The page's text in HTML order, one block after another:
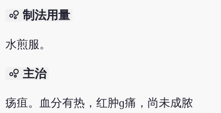
bubble_chart 制法用量
水煎服。
bubble_chart 主治
疡疽。血分有热，红肿ɡ痛，尚未成脓